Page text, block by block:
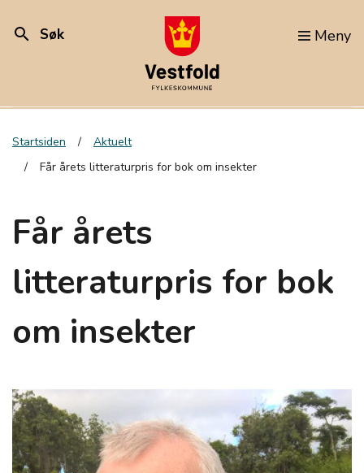
search Søk Meny
Startsiden
Aktuelt
Får årets litteraturpris for bok om insekter
Får årets
litteraturpris for bok
om insekter